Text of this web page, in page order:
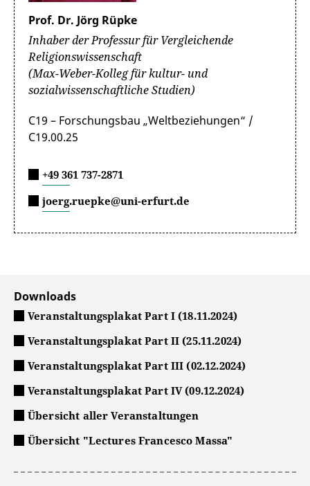
Prof. Dr. Jörg Rüpke
Inhaber der Professur für Vergleichende
Religionswissenschaft
(Max-Weber-Kolleg für kultur- und
sozialwissenschaftliche Studien)
C19 – Forschungsbau „Weltbeziehungen“ /
C19.00.25
+49 361 737-2871
joerg.ruepke@uni-erfurt.de
Downloads
Veranstaltungsplakat Part I (18.11.2024)
Veranstaltungsplakat Part II (25.11.2024)
Veranstaltungsplakat Part III (02.12.2024)
Veranstaltungsplakat Part IV (09.12.2024)
Übersicht aller Veranstaltungen
Übersicht "Lectures Francesco Massa"